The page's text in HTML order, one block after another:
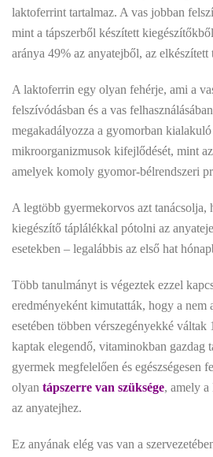
laktoferrint tartalmaz. A vas jobban
mint a tápszerből készített
aránya 49% az anyatejből, az
A laktoferrin egy olyan fehérje, ami a
felszívódásban és a vas
megakadályozza a gyomorban
mikroorganizmusok kifejlődését, mint
amelyek komoly gyomor-bélrendszeri
A legtöbb gyermekorvos azt tanácsolja,
kiegészítő táplálékkal pótolni az
esetekben – legalábbis az első hat
Több tanulmányt is végeztek ezzel
eredményeként kimutatták, hogy a nem
esetében többen vérszegényekké váltak
kaptak elegendő, vitaminokban gazdag
gyermek megfelelően és egészségesen
olyan tápszerre van szüksége, amely
az anyatejhez.
Ez anyának elég vas van a